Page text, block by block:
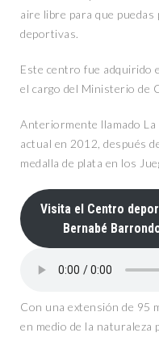
aire libre para que
deportivas.
Este centro fue adquirido
el cargo del Ministerio de
Anteriormente llamado
actual en 2012, después
medalla de plata en los
Visita el Centro
Bernabé
Con una extensión de 95
en medio de la